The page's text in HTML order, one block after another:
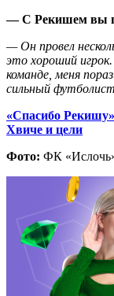
— С Рекишем вы
— Он провел
это хороший
команде, меня
сильный
«Спасибо
Хвиче и цели
Фото: ФК